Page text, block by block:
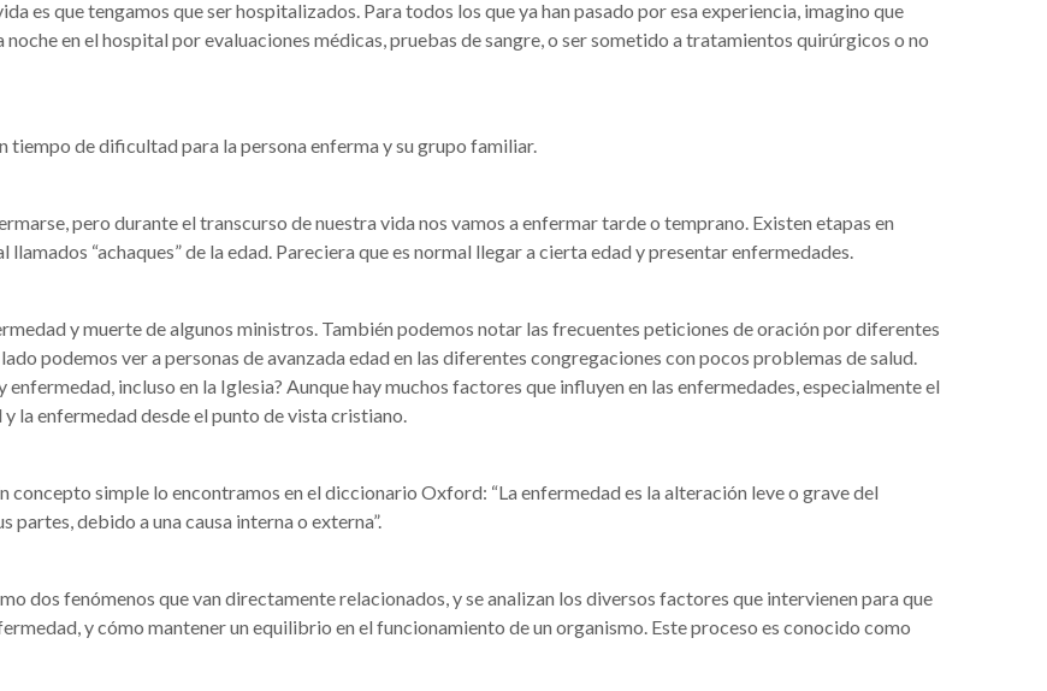
es que tengamos que ser hospitalizados. Para todos los que ya han pasado por esa experiencia, imagino que
en el hospital por evaluaciones médicas, pruebas de sangre, o ser sometido a tratamientos quirúrgicos o no
tiempo de dificultad para la persona enferma y su grupo familiar.
pero durante el transcurso de nuestra vida nos vamos a enfermar tarde o temprano. Existen etapas en
“achaques” de la edad. Pareciera que es normal llegar a cierta edad y presentar enfermedades.
y muerte de algunos ministros. También podemos notar las frecuentes peticiones de oración por diferentes
podemos ver a personas de avanzada edad en las diferentes congregaciones con pocos problemas de salud.
incluso en la Iglesia? Aunque hay muchos factores que influyen en las enfermedades, especialmente el
la enfermedad desde el punto de vista cristiano.
simple lo encontramos en el diccionario Oxford: “La enfermedad es la alteración leve o grave del
partes, debido a una causa interna o externa”.
dos fenómenos que van directamente relacionados, y se analizan los diversos factores que intervienen para que
y cómo mantener un equilibrio en el funcionamiento de un organismo. Este proceso es conocido como